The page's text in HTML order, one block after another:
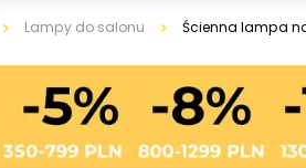
Lampy do salonu Ścienna lampa